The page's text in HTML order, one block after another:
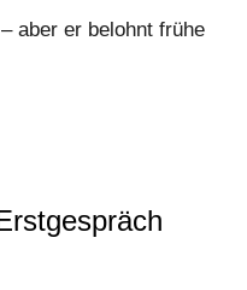
aber er belohnt frühe